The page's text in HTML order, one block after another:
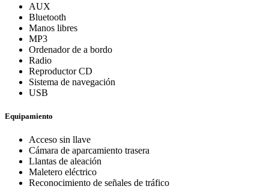
AUX
Bluetooth
Manos libres
MP3
Ordenador de a bordo
Radio
Reproductor CD
Sistema de navegación
USB
Equipamiento
Acceso sin llave
Cámara de aparcamiento trasera
Llantas de aleación
Maletero eléctrico
Reconocimiento de señales de tráfico